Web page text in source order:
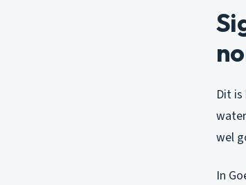
Dit
wel
In